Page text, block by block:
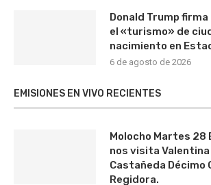
Donald Trump
el «turismo» de
nacimiento en
6 de agosto de 2026
EMISIONES EN VIVO RECIENTES
Molocho Martes
nos visita
Castañeda Décimo
Regidora.